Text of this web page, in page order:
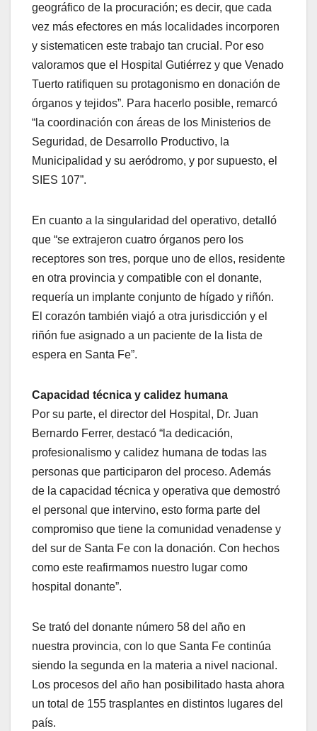
geográfico de la procuración; es decir, que cada
vez más efectores en más localidades incorporen
y sistematicen este trabajo tan crucial. Por eso
valoramos que el Hospital Gutiérrez y que Venado
Tuerto ratifiquen su protagonismo en donación de
órganos y tejidos”. Para hacerlo posible, remarcó
“la coordinación con áreas de los Ministerios de
Seguridad, de Desarrollo Productivo, la
Municipalidad y su aeródromo, y por supuesto, el
SIES 107”.
En cuanto a la singularidad del operativo, detalló
que “se extrajeron cuatro órganos pero los
receptores son tres, porque uno de ellos, residente
en otra provincia y compatible con el donante,
requería un implante conjunto de hígado y riñón.
El corazón también viajó a otra jurisdicción y el
riñón fue asignado a un paciente de la lista de
espera en Santa Fe”.
Capacidad técnica y calidez humana
Por su parte, el director del Hospital, Dr. Juan
Bernardo Ferrer, destacó “la dedicación,
profesionalismo y calidez humana de todas las
personas que participaron del proceso. Además
de la capacidad técnica y operativa que demostró
el personal que intervino, esto forma parte del
compromiso que tiene la comunidad venadense y
del sur de Santa Fe con la donación. Con hechos
como este reafirmamos nuestro lugar como
hospital donante”.
Se trató del donante número 58 del año en
nuestra provincia, con lo que Santa Fe continúa
siendo la segunda en la materia a nivel nacional.
Los procesos del año han posibilitado hasta ahora
un total de 155 trasplantes en distintos lugares del
país.